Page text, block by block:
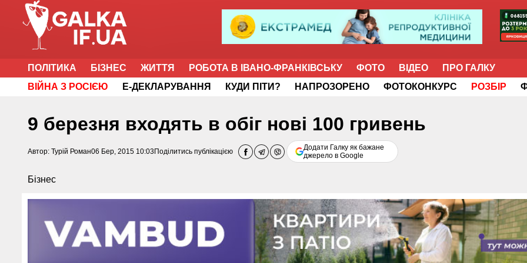
ПОЛІТИКА БІЗНЕС ЖИТТЯ РОБОТА В ІВАНО-ФРАНКІВСЬКУ ФОТО ВІДЕО
ПРО ГАЛКУ
ВІЙНА З РОСІЄЮ
Е-ДЕКЛАРУВАННЯ КУДИ ПІТИ? НАПРОЗОРЕНО ФОТОКОНКУРС РОЗБІР
9 березня входять в обіг нові 100 гривень
Автор: Турій Роман06 Бер, 2015 10:03 Поділитись публікацією
Додати Галку як бажане
джерело в Google
Бізнес